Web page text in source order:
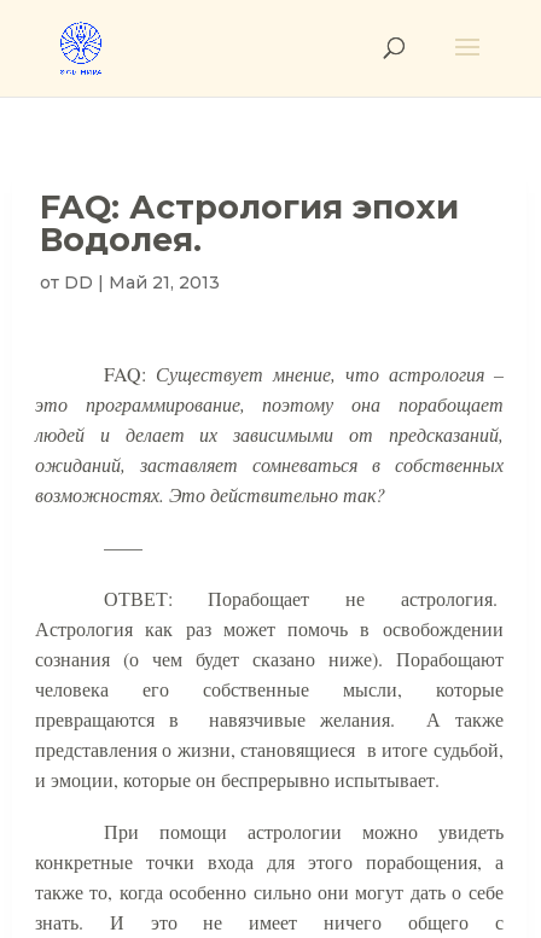
FAQ: Астрология эпохи
Водолея.
от DD | Май 21, 2013
FAQ: Существует мнение, что астрология –
это программирование, поэтому она порабощает
людей и делает их зависимыми от предсказаний,
ожиданий, заставляет сомневаться в собственных
возможностях. Это действительно так?
——
ОТВЕТ: Порабощает не астрология.
Астрология как раз может помочь в освобождении
сознания (о чем будет сказано ниже). Порабощают
человека его собственные мысли, которые
превращаются в
навязчивые желания.
А также
представления о жизни, становящиеся в итоге судьбой,
и эмоции, которые он беспрерывно испытывает.
При помощи астрологии можно увидеть
конкретные точки входа для этого порабощения, а
также то, когда особенно сильно они могут дать о себе
знать. И это не имеет ничего общего с